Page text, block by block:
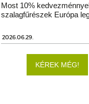
Most 10%
szalagfűrészek Európa
2026.06.29.
KÉREK MÉG!